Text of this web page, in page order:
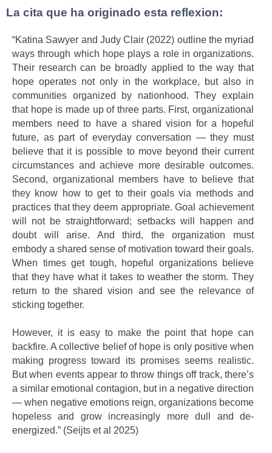
La cita que ha originado esta reflexion:
“Katina Sawyer and Judy Clair (2022) outline the myriad
ways through which hope plays a role in organizations.
Their research can be broadly applied to the way that
hope operates not only in the workplace, but also in
communities organized by nationhood. They explain
that hope is made up of three parts. First, organizational
members need to have a shared vision for a hopeful
future, as part of everyday conversation — they must
believe that it is possible to move beyond their current
circumstances and achieve more desirable outcomes.
Second, organizational members have to believe that
they know how to get to their goals via methods and
practices that they deem appropriate. Goal achievement
will not be straightforward; setbacks will happen and
doubt will arise. And third, the organization must
embody a shared sense of motivation toward their goals.
When times get tough, hopeful organizations believe
that they have what it takes to weather the storm. They
return to the shared vision and see the relevance of
sticking together.
However, it is easy to make the point that hope can
backfire. A collective belief of hope is only positive when
making progress toward its promises seems realistic.
But when events appear to throw things off track, there’s
a similar emotional contagion, but in a negative direction
— when negative emotions reign, organizations become
hopeless and grow increasingly more dull and de-
energized.” (Seijts et al 2025)